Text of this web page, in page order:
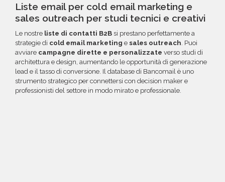
Liste email per cold email marketing e
sales outreach per studi tecnici e creativi
Le nostre liste di contatti B2B si prestano perfettamente a
strategie di cold email marketing e sales outreach. Puoi
avviare campagne dirette e personalizzate verso studi di
architettura e design, aumentando le opportunità di generazione
lead e il tasso di conversione. Il database di Bancomail è uno
strumento strategico per connettersi con decision maker e
professionisti del settore in modo mirato e professionale.